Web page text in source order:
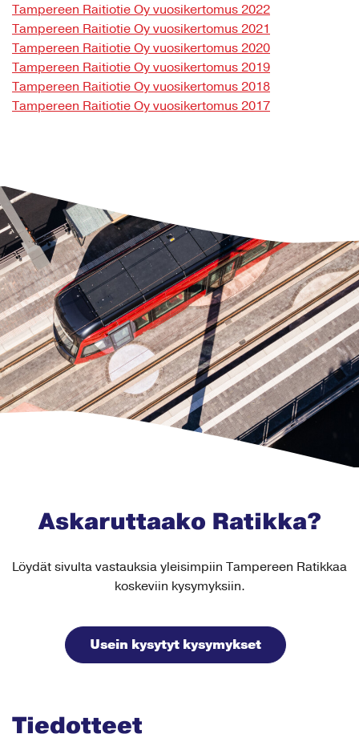
Tampereen Raitiotie Oy vuosikertomus 2022
Tampereen Raitiotie Oy vuosikertomus 2021
Tampereen Raitiotie Oy vuosikertomus 2020
Tampereen Raitiotie Oy vuosikertomus 2019
Tampereen Raitiotie Oy vuosikertomus 2018
Tampereen Raitiotie Oy vuosikertomus 2017
Askaruttaako Ratikka?
Löydät sivulta vastauksia yleisimpiin Tampereen Ratikkaa
koskeviin kysymyksiin.
Usein kysytyt kysymykset
Tiedotteet